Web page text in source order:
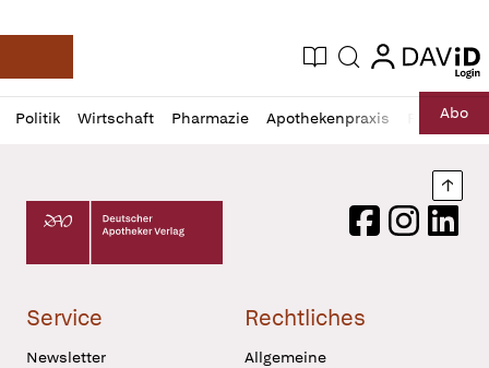
Deutsche Apotheker Zeitung
Aktuelle Ausgabe
Suche login
login
Politik Wirtschaft Pharmazie Apothekenpraxis RechtAbo
Profil
öffnen
Daz
Pur
Deutscher Apotheker Verlag Logo
FacebookInstagram
Service
Newsletter
Rechtliches
Allgemeine